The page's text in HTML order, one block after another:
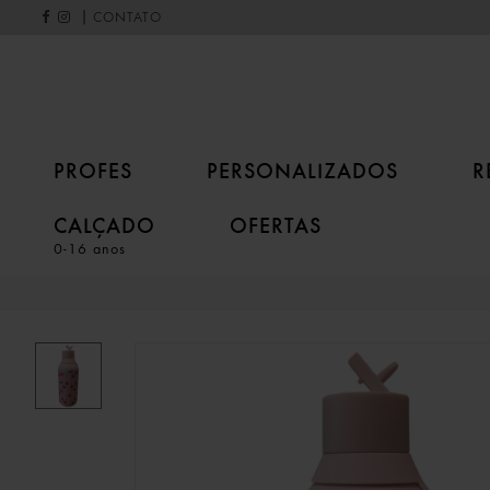
CONTATO
PROFES PERSONALIZADOS
CALÇADO
0-16 anos
OFERTAS